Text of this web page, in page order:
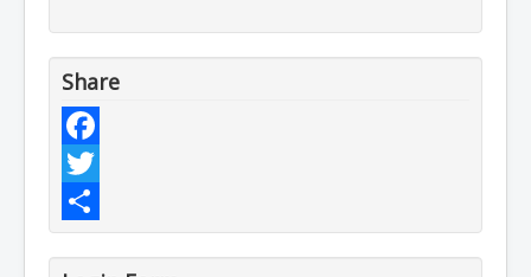
Share
Facebook
Twitter
Share